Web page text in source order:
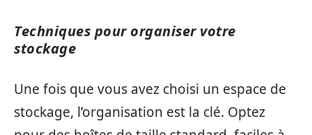
Techniques pour organiser votre
stockage
Une fois que vous avez choisi un espace de
stockage, l’organisation est la clé. Optez